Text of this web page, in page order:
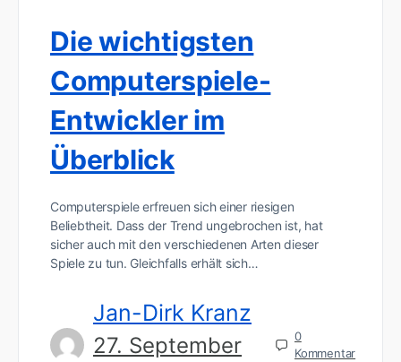
Die wichtigsten
Computerspiele-
Entwickler im
Überblick
Computerspiele erfreuen sich einer riesigen
Beliebtheit. Dass der Trend ungebrochen ist, hat
sicher auch mit den verschiedenen Arten dieser
Spiele zu tun. Gleichfalls erhält sich…
Jan-Dirk Kranz
27. September
0
Kommentar